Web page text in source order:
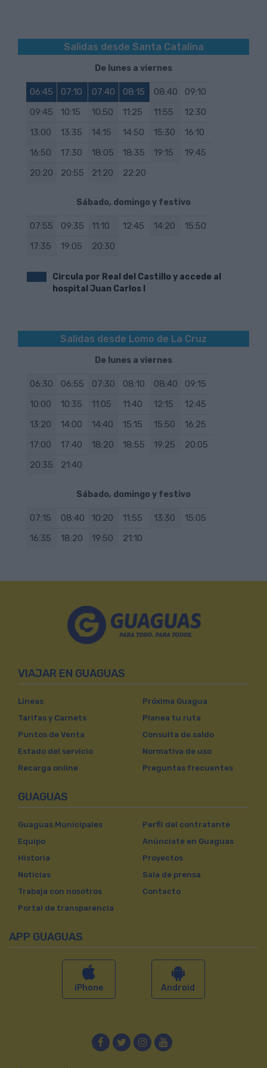
Cerrar
Código de parada: 990
Salidas desde Santa Catalina
De lunes a viernes
06:45 07:10 07:40 08:15 08:40
09:10
09:45
10:15 10:50 11:25 11:55
12:30
13:00
13:35 14:15 14:50 15:30
16:10
16:50
17:30 18:05 18:35 19:15
19:45
20:20
20:55 21:20 22:20
Sábado, domingo y festivo
07:55 09:35 11:10 12:45 14:20
15:50
17:35
19:05 20:30
Circula por Real del Castillo y accede al
hospital Juan Carlos I
Salidas desde Lomo de La Cruz
De lunes a viernes
06:30 06:55 07:30 08:10 08:40
09:15
10:00
10:35 11:05 11:40 12:15
12:45
13:20
14:00 14:40 15:15 15:50
16:25
17:00
17:40 18:20 18:55 19:25
20:05
20:35
21:40
Sábado, domingo y festivo
07:15 08:40 10:20 11:55 13:30
15:05
16:35
18:20 19:50 21:10
VIAJAR EN GUAGUAS
Líneas
Tarifas y Carnets
Puntos de Venta
Estado del servicio
Recarga online
Próxima Guagua
Planea tu ruta
Consulta de saldo
Normativa de uso
Preguntas frecuentes
GUAGUAS
Guaguas Municipales
Equipo
Historia
Noticias
Trabaja con nosotros
Portal de transparencia
Perfil del contratante
Anúnciate en Guaguas
Proyectos
Sala de prensa
Contacto
APP GUAGUAS
iPhone Android
FacebookTwitterInstagram
YouTube